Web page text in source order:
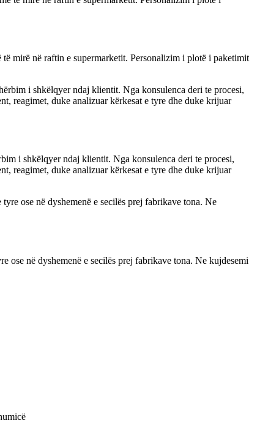
mirë në raftin e supermarketit. Personalizim i plotë i paketimit
i shkëlqyer ndaj klientit. Nga konsulenca deri te procesi,
reagimet, duke analizuar kërkesat e tyre dhe duke krijuar
në dyshemenë e secilës prej fabrikave tona. Ne kujdesemi